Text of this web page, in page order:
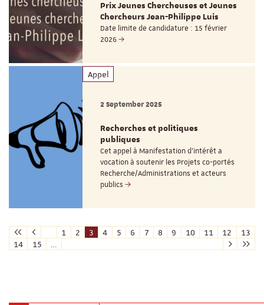
Prix Jeunes Chercheuses et Jeunes
Chercheurs Jean-Philippe Luis
Date limite de candidature : 15 février
2026
Appel
2 September 2025
Recherches et politiques
publiques
Cet appel à Manifestation d’intérêt a
vocation à soutenir les Projets co-portés
Recherche/Administrations et acteurs
publics
1 2 3 4 5 6 7 8 9 10 11 12
13
14
15